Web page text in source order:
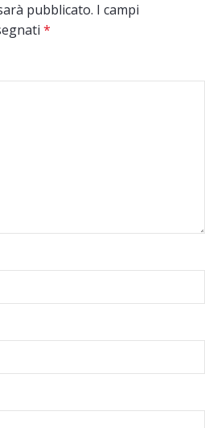
pubblicato. I campi
*